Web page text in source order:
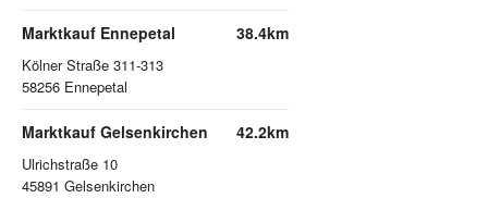
Marktkauf Ennepetal
Kölner Straße 311-313
58256 Ennepetal
38.4km
Marktkauf Gelsenkirchen
Ulrichstraße 10
45891 Gelsenkirchen
42.2km